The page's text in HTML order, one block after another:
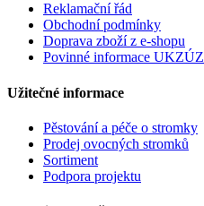
Reklamační řád
Obchodní podmínky
Doprava zboží z e-shopu
Povinné informace UKZÚZ
Užitečné informace
Pěstování a péče o stromky
Prodej ovocných stromků
Sortiment
Podpora projektu